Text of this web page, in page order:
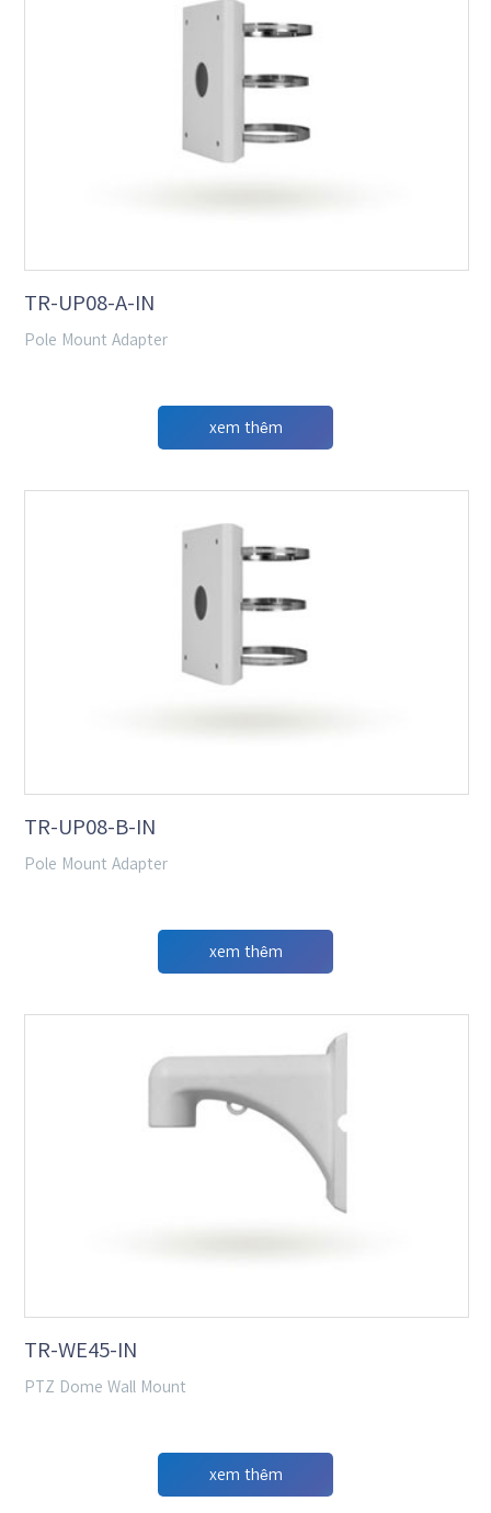
TR-UP08-A-IN
Pole Mount Adapter
xem thêm
TR-UP08-B-IN
Pole Mount Adapter
xem thêm
TR-WE45-IN
PTZ Dome Wall Mount
xem thêm